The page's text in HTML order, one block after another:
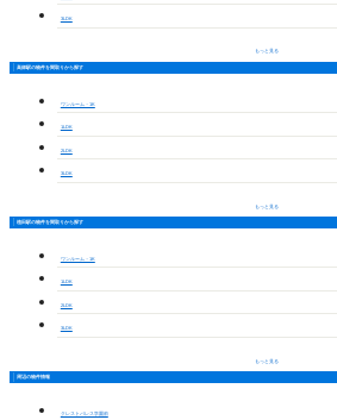
3LDK
もっと見る
高師駅の物件を間取りから探す
ワンルーム・1K
1LDK
2LDK
3LDK
もっと見る
植田駅の物件を間取りから探す
ワンルーム・1K
1LDK
2LDK
3LDK
もっと見る
周辺の物件情報
クレストパレス学園前